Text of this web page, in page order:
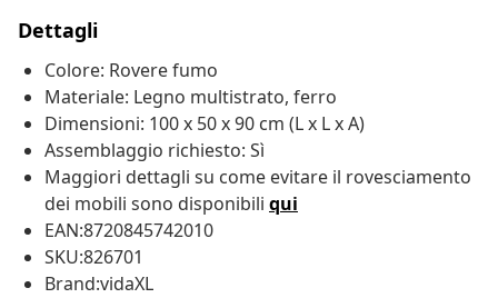
Dettagli
Colore: Rovere fumo
Materiale: Legno multistrato, ferro
Dimensioni: 100 x 50 x 90 cm (L x L x A)
Assemblaggio richiesto: Sì
Maggiori dettagli su come evitare il rovesciamento
dei mobili sono disponibili qui
EAN:8720845742010
SKU:826701
Brand:vidaXL